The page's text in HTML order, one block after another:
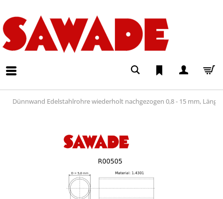
Dünnwand Edelstahlrohre wiederholt nachgezogen 0,8 - 15 mm, Länge